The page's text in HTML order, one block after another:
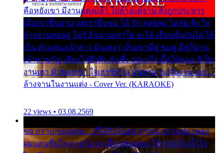
คือหยังเขา มีงานแต่งแล้ว ไปล้างแต่จาน ดั่งถูกประหาร
เมื่อเขาชื่นบาน แต่เราขื่นขม โอ้ รัก ลอยลม ไม่สม ดัง ใจ
ล้างจานคอยคู่ ไม่รู้ อีกนานเท่าใด จะได้ เลื่อนขั้นบันได ได้
เป็น ตำแหน่งเจ้าสาว มันเหงา เห็นเขามีคู่ ซมดู มีคู่ก็ม่วน
เข้าพาขวัญ เสียงโห่ตึงตึง มันซึ้ง อยู่แก่ใจ มื้อใด๋หนอ สิเป็น
งานเฮา มัวซอยเขา ใจเฮาซิด้าน มันทรมาน จับจาน เอย…
ล้างจานในงานแต่ง - Cover Ver. (KARAOKE)
22 views • 03.08.2569
ขอ กราบ ขอบคุณ.... ที่ได้รับไออุ่น การุณ จากแฟน เพลง
ผมแสนชื่นใจ หายวังเวง เมื่อแฟนเพลง ให้กำลังใจ น้ำใจ